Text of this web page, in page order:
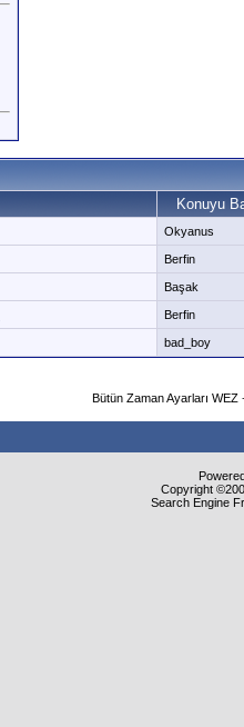
Konuyu
Okyanus
Berfin
Başak
Berfin
bad_boy
Bütün Zaman Ayarları
Copyright
Search Engine